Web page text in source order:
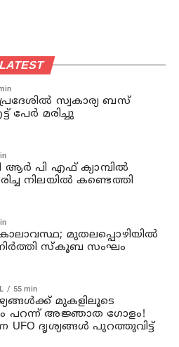
LATEST
സ്വകാര്യ ബസ്
പേര്‍ മരിച്ചു
ആര്‍ പി എഫ് ക്യാമ്പില്‍
നിലയില്‍ കണ്ടെത്തി
മുതലപ്പൊഴിയില്‍
നിര്‍ത്തി സ്കൂബ സംഘം
55 min
മുകളിലൂടെ
പറന്ന് അജ്ഞാത ഗോളം!
UFO ദൃശ്യങ്ങൾ പുറത്തുവിട്ട്